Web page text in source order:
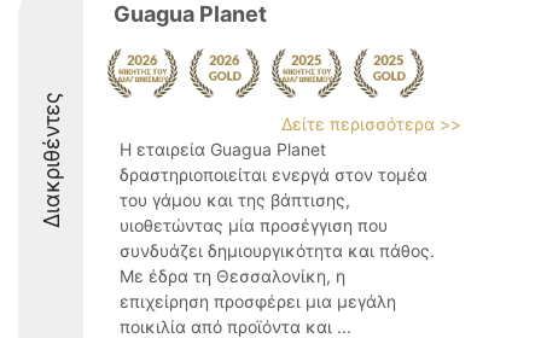
Διακριθέντες
Guagua Planet
Δείτε περισσότερα >>
Η εταιρεία Guagua Planet
δραστηριοποιείται ενεργά στον τομέα
του γάμου και της βάπτισης,
υιοθετώντας μία προσέγγιση που
συνδυάζει δημιουργικότητα και πάθος.
Με έδρα τη Θεσσαλονίκη, η
επιχείρηση προσφέρει μια μεγάλη
ποικιλία από προϊόντα και ...